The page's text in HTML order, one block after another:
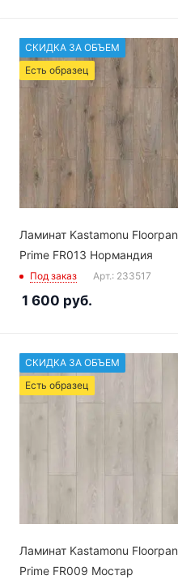
СКИДКА ЗА ОБЪЕМ
Есть образец
Ламинат Kastamonu Floorpan
Prime FR013 Нормандия
Под заказ Арт.: 233517
1 600 руб.
СКИДКА ЗА ОБЪЕМ
Есть образец
Ламинат Kastamonu Floorpan
Prime FR009 Мостар